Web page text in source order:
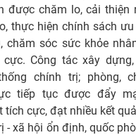
được chăm lo, cải thiện
thực hiện chính sách
chăm sóc sức khỏe
Công tác xây
chính trị; phòng,
tiếp tục được đẩy
tích cực, đạt nhiều kết
- xã hội ổn định, quốc